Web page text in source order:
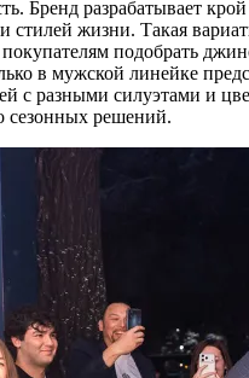
Бренд разрабатывает
стилей жизни. Такая
подобрать
в мужской линейке
с разными силуэтами и
сезонных решений.